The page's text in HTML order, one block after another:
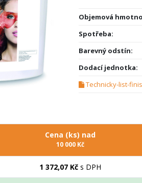
Objemová
Spotřeba:
Barevný odstín:
Dodací jednotka:
Technicky-list-
Cena (ks) nad
10 000 Kč
1 372,07 Kč s DPH